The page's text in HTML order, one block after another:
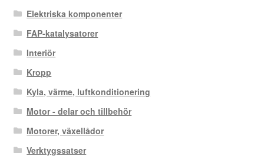
Elektriska komponenter
FAP-katalysatorer
Interiör
Kropp
Kyla, värme, luftkonditionering
Motor - delar och tillbehör
Motorer, växellådor
Verktygssatser